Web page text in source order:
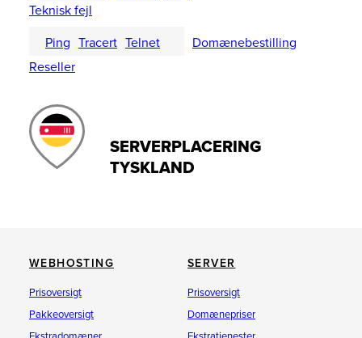
Teknisk fejl
Ping Tracert Telnet
Domænebestilling
Reseller
SERVERPLACERING
TYSKLAND
WEBHOSTING
Prisoversigt
Pakkeoversigt
SERVER
Prisoversigt
Domænepriser